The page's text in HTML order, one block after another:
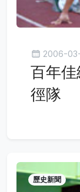
2006-
百年
徑隊
歷史新聞